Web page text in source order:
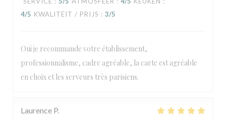
4/5 KWALITEIT / PRIJS : 3/5
Oui je recommande votre établissement,
professionnalisme, cadre agréable, la carte est agréable
en choix et les serveurs très parisiens.
Laurence P